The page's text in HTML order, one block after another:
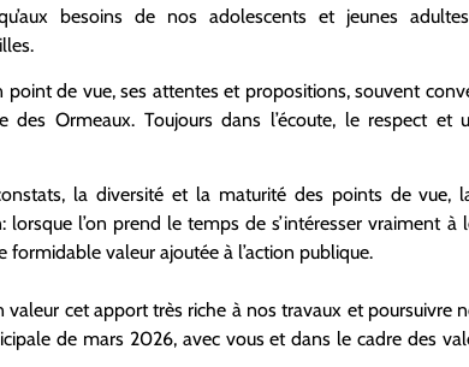
besoins de nos adolescents et jeunes
point de vue, ses attentes et propositions, souvent
Ormeaux. Toujours dans l’écoute, le respect et
la diversité et la maturité des points de vue,
l’on prend le temps de s’intéresser vraiment à
formidable valeur ajoutée à l’action publique.
cet apport très riche à nos travaux et poursuivre
de mars 2026, avec vous et dans le cadre des